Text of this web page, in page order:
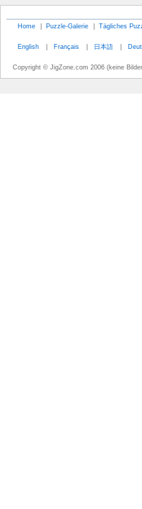
Home | Puzzle-Galerie | Tägliches
English | Français | 日本語 |
Copyright © JigZone.com 2006 (keine